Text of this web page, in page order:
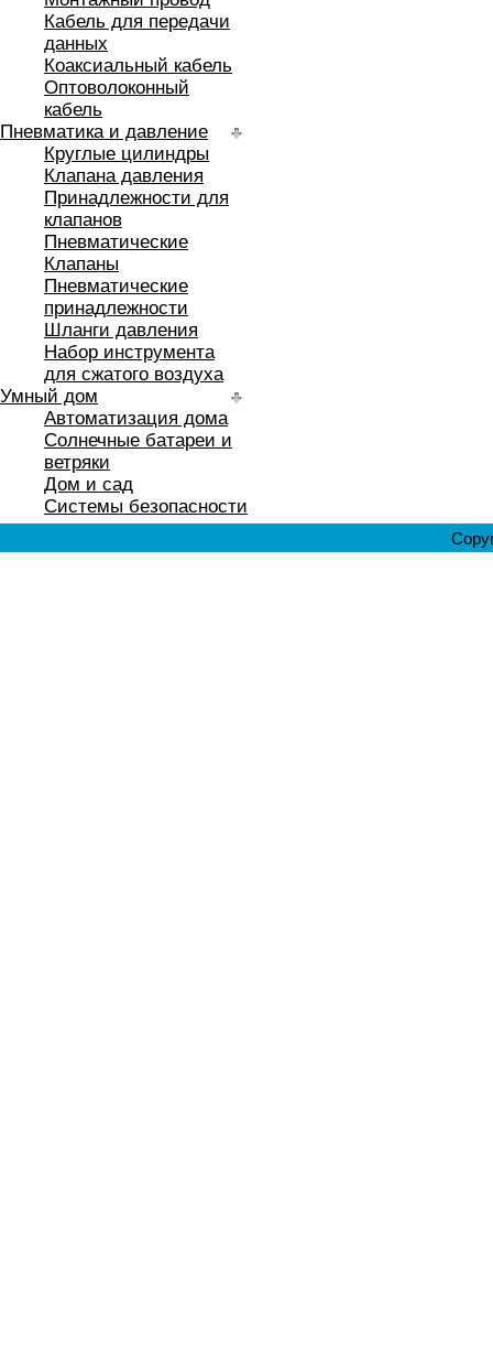
Кабель для передачи
данных
Коаксиальный кабель
Оптоволоконный
кабель
Пневматика и давление
Круглые цилиндры
Клапана давления
Принадлежности для
клапанов
Пневматические
Клапаны
Пневматические
принадлежности
Шланги давления
Набор инструмента
для сжатого воздуха
Умный дом
Автоматизация дома
Солнечные батареи и
ветряки
Дом и сад
Системы безопасности